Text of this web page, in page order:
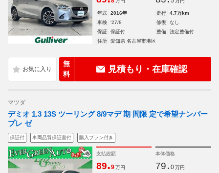
年式 2016年 走行
4.7万km
車検
'27/8 修復
なし
保証
保証付 整備
法定整備付
住所
愛知県 名古屋市港区
無
料
見積もり・在庫確認
マツダ
デミオ 1.3 13S ツーリング 8/9マデ 期 間限 定で希望ナンバー
プレ ゼ
保証付 車両品質保証書付 購入プラン付き
支払総額
89.9 万円
本体価格
79. 0 万円